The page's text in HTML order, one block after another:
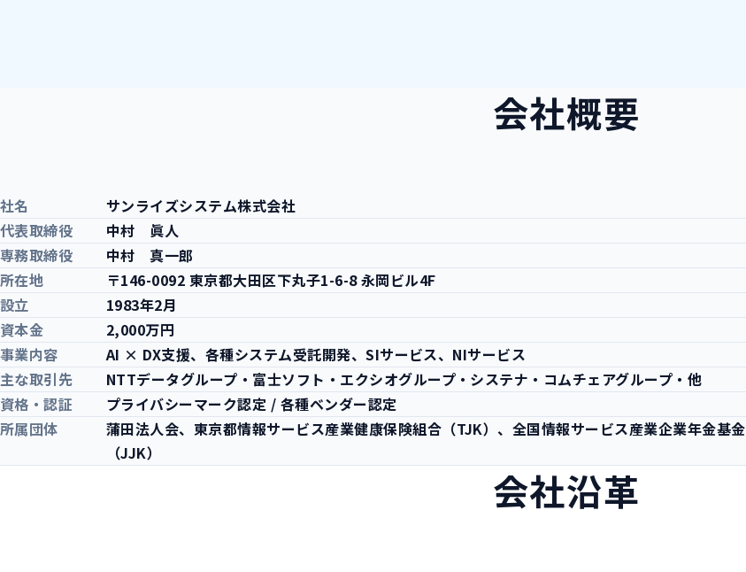
会社概要
社名
サンライズシステム株式会社
代表取締役
中村 眞人
専務取締役
中村 真一郎
所在地
〒146-0092 東京都大田区下丸子1-6-8 永岡ビル4F
設立
1983年2月
資本金
2,000万円
事業内容
AI × DX支援、各種システム受託開発、SIサービス、NIサービス
主な取引先
NTTデータグループ・富士ソフト・エクシオグループ・システナ・コムチェアグループ・他
資格・認証
プライバシーマーク認定 / 各種ベンダー認定
所属団体
蒲田法人会、東京都情報サービス産業健康保険組合（TJK）、全国情報サービス産業企業年金基金
（JJK）
会社沿革